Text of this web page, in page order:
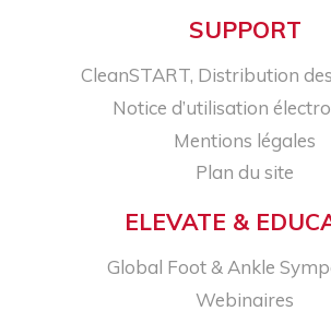
SUPPORT
CleanSTART, Distribution
Notice d’utilisation
Mentions légales
Plan du site
ELEVATE &
Global Foot & Ankle
Webinaires